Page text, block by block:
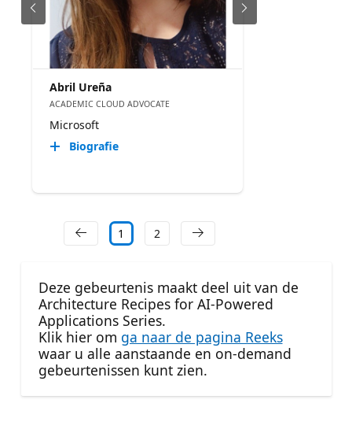
Abril Ureña
ACADEMIC CLOUD ADVOCATE
Microsoft
Biografie
1 2
Deze gebeurtenis maakt deel uit van de
Architecture Recipes for AI-Powered
Applications Series.
Klik hier om ga naar de pagina Reeks
waar u alle aanstaande en on-demand
gebeurtenissen kunt zien.